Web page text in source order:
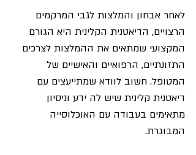
לאחר אבחון והמלצות לגבי המרקמים
הרצויים, הדיאטנית הקלינית היא הגורם
המקצועי שמתאים את ההמלצות לצרכים
התזונתיים, הרפואיים והאישיים של
המטופל. חשוב לוודא שמתייעצים עם
דיאטנית קלינית שיש לה ידע וניסיון
מתאימים בעבודה עם האוכלוסייה
המבוגרת.